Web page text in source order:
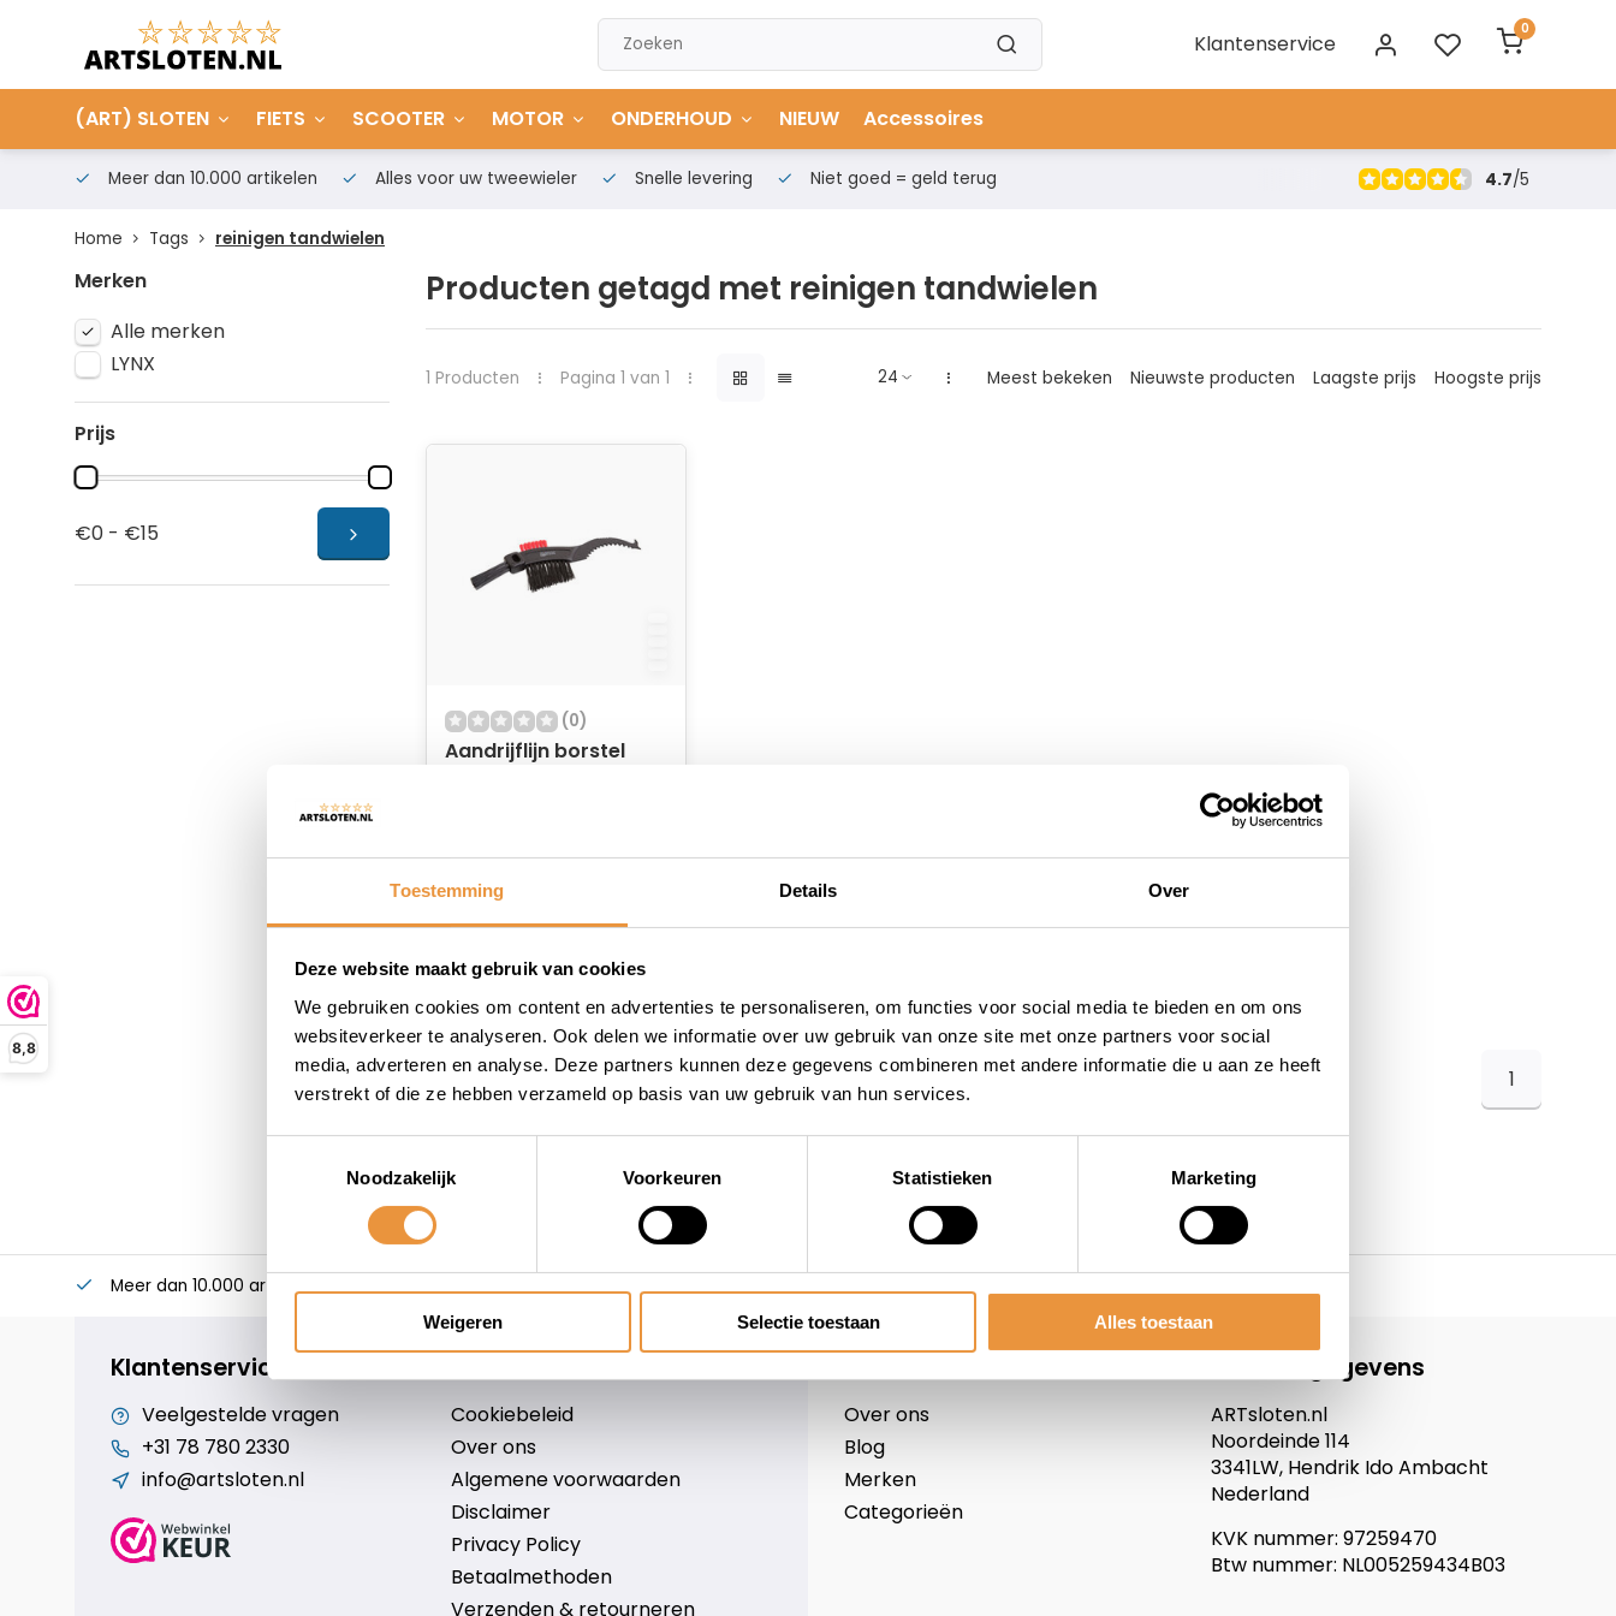
Toestemming Details Over
Deze website maakt gebruik van cookies
We gebruiken cookies om content en advertenties te personaliseren, om functies voor social media te bieden en om ons
websiteverkeer te analyseren. Ook delen we informatie over uw gebruik van onze site met onze partners voor social
media, adverteren en analyse. Deze partners kunnen deze gegevens combineren met andere informatie die u aan ze heeft
verstrekt of die ze hebben verzameld op basis van uw gebruik van hun services.
Noodzakelijk
Voorkeuren Statistieken Marketing
Weigeren Selectie toestaan Alles toestaan
8,8
Klantenservice
0
(ART) SLOTEN FIETS SCOOTER MOTOR ONDERHOUD NIEUW Accessoires
Meer dan 10.000 artikelen Alles voor uw tweewieler Snelle levering Niet goed = geld terug 4.7/5
Home Tags reinigen tandwielen
Merken
Alle merken
LYNX
Prijs
€0 - €15
Producten getagd met reinigen tandwielen
1 Producten Pagina 1 van 1 Meest bekeken Nieuwste producten Laagste prijs Hoogste prijs
(0)
Aandrijflijn borstel
13,28
1
Meer dan 10.000 artikelen Alles voor uw tweewieler Snelle levering Niet goed = geld terug
Klantenservice
Veelgestelde vragen
+31 78 780 2330
info@artsloten.nl
Cookiebeleid
Over ons
Algemene voorwaarden
Disclaimer
Privacy Policy
Betaalmethoden
Verzenden & retourneren
Over ons
Blog
Merken
Categorieën
Contactgegevens
ARTsloten.nl
Noordeinde 114
3341LW, Hendrik Ido Ambacht
Nederland
KVK nummer: 97259470
Btw nummer: NL005259434B03